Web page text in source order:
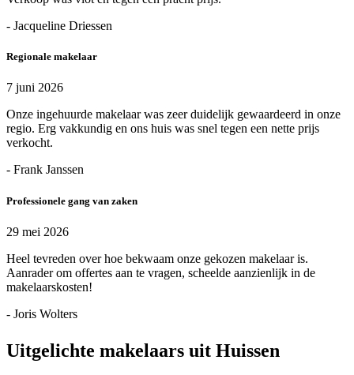
- Jacqueline Driessen
Regionale makelaar
7 juni 2026
Onze ingehuurde makelaar was zeer duidelijk gewaardeerd in onze
regio. Erg vakkundig en ons huis was snel tegen een nette prijs
verkocht.
- Frank Janssen
Professionele gang van zaken
29 mei 2026
Heel tevreden over hoe bekwaam onze gekozen makelaar is.
Aanrader om offertes aan te vragen, scheelde aanzienlijk in de
makelaarskosten!
- Joris Wolters
Uitgelichte makelaars uit Huissen